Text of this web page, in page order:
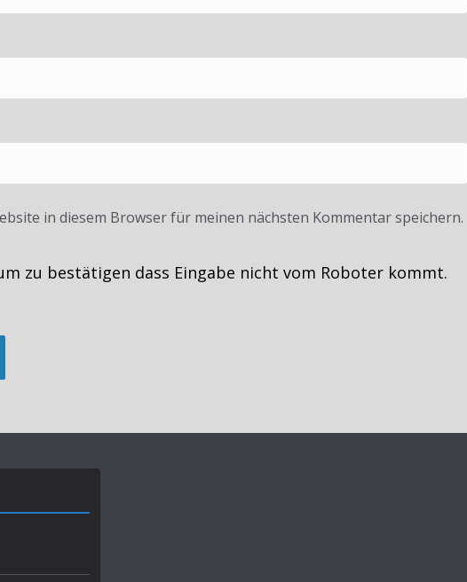
in diesem Browser für meinen nächsten Kommentar speichern.
zu bestätigen dass Eingabe nicht vom Roboter kommt.